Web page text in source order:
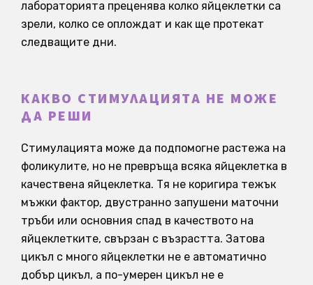
лабораторията преценява колко яйцеклетки са
зрели, колко се оплождат и как ще протекат
следващите дни.
КАКВО СТИМУЛАЦИЯТА НЕ МОЖЕ
ДА РЕШИ
Стимулацията може да подпомогне растежа на
фоликулите, но не превръща всяка яйцеклетка в
качествена яйцеклетка. Тя не коригира тежък
мъжки фактор, двустранно запушени маточни
тръби или основния спад в качеството на
яйцеклетките, свързан с възрастта. Затова
цикъл с много яйцеклетки не е автоматично
добър цикъл, а по-умерен цикъл не е